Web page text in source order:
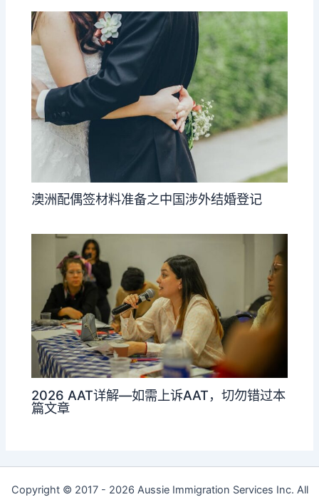
澳洲配偶签材料准备之中国涉外结婚登记
2026 AAT详解—如需上诉AAT，切勿错过本
篇文章
Copyright © 2017 - 2026 Aussie Immigration Services Inc. All